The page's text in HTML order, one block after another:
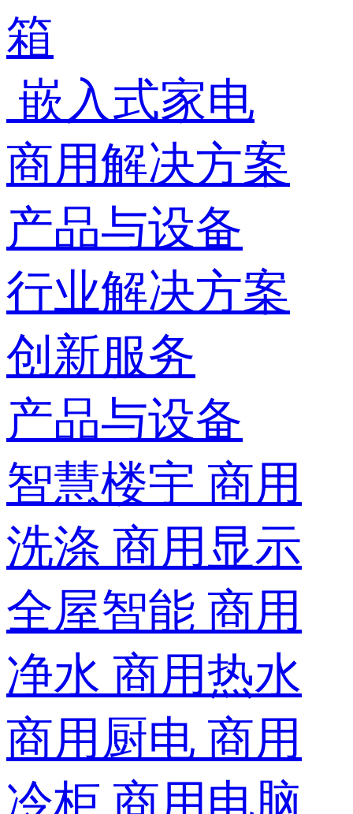
箱
嵌入式家电
商用解决方案
产品与设备
行业解决方案
创新服务
产品与设备
智慧楼宇 商用
洗涤 商用显示
全屋智能 商用
净水 商用热水
商用厨电 商用
冷柜 商用电脑